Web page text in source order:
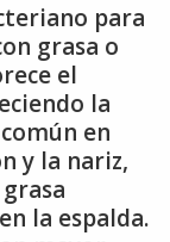
para
grasa o
el
la
en
y la nariz,
la espalda.